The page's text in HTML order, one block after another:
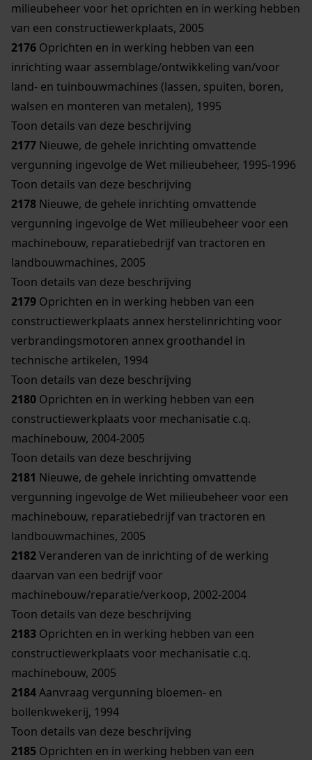
milieubeheer voor het oprichten en in werking hebben
van een constructiewerkplaats, 2005
2176 Oprichten en in werking hebben van een
inrichting waar assemblage/ontwikkeling van/voor
land- en tuinbouwmachines (lassen, spuiten, boren,
walsen en monteren van metalen), 1995
Toon details van deze beschrijving
2177 Nieuwe, de gehele inrichting omvattende
vergunning ingevolge de Wet milieubeheer, 1995-1996
Toon details van deze beschrijving
2178 Nieuwe, de gehele inrichting omvattende
vergunning ingevolge de Wet milieubeheer voor een
machinebouw, reparatiebedrijf van tractoren en
landbouwmachines, 2005
Toon details van deze beschrijving
2179 Oprichten en in werking hebben van een
constructiewerkplaats annex herstelinrichting voor
verbrandingsmotoren annex groothandel in
technische artikelen, 1994
Toon details van deze beschrijving
2180 Oprichten en in werking hebben van een
constructiewerkplaats voor mechanisatie c.q.
machinebouw, 2004-2005
Toon details van deze beschrijving
2181 Nieuwe, de gehele inrichting omvattende
vergunning ingevolge de Wet milieubeheer voor een
machinebouw, reparatiebedrijf van tractoren en
landbouwmachines, 2005
2182Veranderen van de inrichting of de werking
daarvan van een bedrijf voor
machinebouw/reparatie/verkoop, 2002-2004
Toon details van deze beschrijving
2183 Oprichten en in werking hebben van een
constructiewerkplaats voor mechanisatie c.q.
machinebouw, 2005
2184Aanvraag vergunning bloemen- en
bollenkwekerij, 1994
Toon details van deze beschrijving
2185 Oprichten en in werking hebben van een